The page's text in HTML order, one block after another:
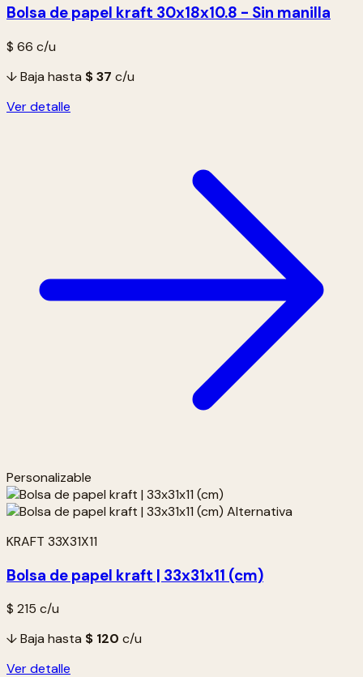
Bolsa de papel kraft 30x18x10.8 - Sin manilla
$ 66 c/u
↓ Baja hasta $ 37 c/u
Ver detalle
Personalizable
KRAFT 33X31X11
Bolsa de papel kraft | 33x31x11 (cm)
$ 215 c/u
↓ Baja hasta $ 120 c/u
Ver detalle